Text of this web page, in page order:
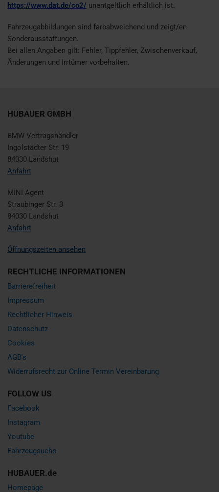
https://www.dat.de/co2/ unentgeltlich erhältlich ist.
Fahrzeugabbildungen sind farbabweichend und zeigt/en
Sonderausstattungen.
Bei allen Angaben gilt: Fehler, Tippfehler, Zwischenverkauf,
Änderungen und Irrtümer vorbehalten.
HUBAUER GMBH
BMW Vertragshändler
Ingolstädter Str. 19
84030 Landshut
Anfahrt
MINI Agent
Straubinger Str. 3
84030 Landshut
Anfahrt
Öffnungszeiten ansehen
RECHTLICHE INFORMATIONEN
Barrierefreiheit
Impressum
Rechtlicher Hinweis
Datenschutz
Cookies
AGB's
Widerrufsrecht zur Online Termin Vereinbarung
FOLLOW US
Facebook
Instagram
Youtube
Fahrzeugsuche
HUBAUER.de
Homepage